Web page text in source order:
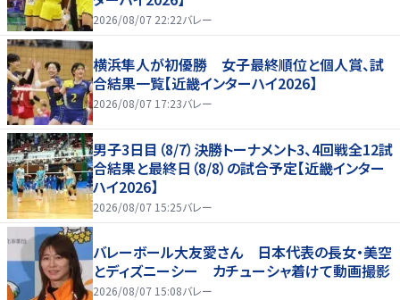
2026/08/07 22:22バレー
横浜隼人が初優勝 女子最終順位と個人賞、試
合結果一覧【近畿インターハイ2026】
2026/08/07 17:23バレー
男子3日目（8/7）決勝トーナメント3、4回戦全12試
合結果と最終日（8/8）の試合予定【近畿インター
ハイ2026】
2026/08/07 15:25バレー
バレーボール大友愛さん 日本代表の長女・美空
とディズニーシー カチューシャ着けて動画撮影
2026/08/07 15:08バレー